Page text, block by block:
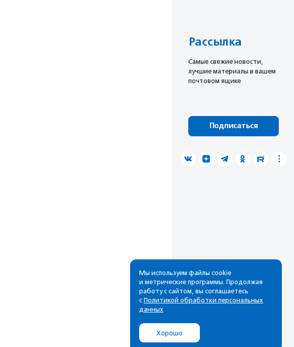
Рассылка
Cамые свежие новости,
лучшие материалы в вашем
почтовом ящике
Подписаться
Мы используем файлы cookie
и метрические программы. Продолжая
работу с сайтом, вы соглашаетесь
с Политикой обработки персональных
данных
Хорошо